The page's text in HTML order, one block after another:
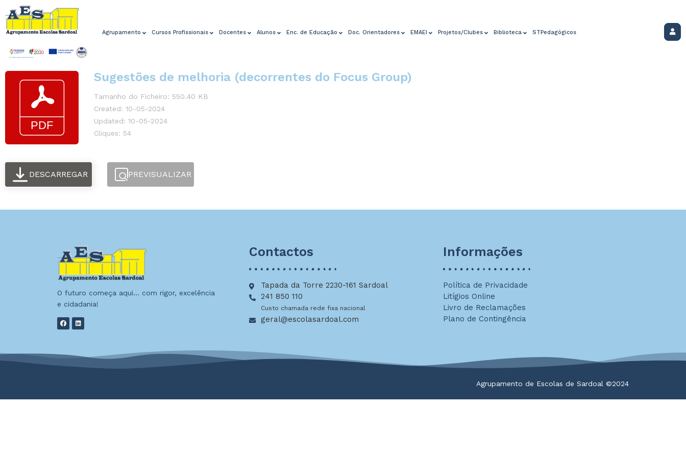
Agrupamento Cursos Profissionais Docentes Alunos Enc. de Educação Doc. Orientadores EMAEI Projetos/Clubes Biblioteca STPedagógicos
Sugestões de melhoria (decorrentes do Focus Group)
Tamanho do Ficheiro: 550.40 KB
Created: 10-05-2024
Updated: 10-05-2024
Cliques: 54
DESCARREGAR PREVISUALIZAR
O futuro começa aqui… com rigor, excelência
e cidadania!
Contactos
Tapada da Torre 2230-161 Sardoal
241 850 110
Custo chamada rede fixa nacional
geral@escolasardoal.com
Informações
Política de Privacidade
Litígios Online
Livro de Reclamações
Plano de Contingência
Agrupamento de Escolas de Sardoal ©2024